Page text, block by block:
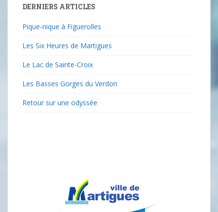
DERNIERS ARTICLES
Pique-nique à Figuerolles
Les Six Heures de Martigues
Le Lac de Sainte-Croix
Les Basses Gorges du Verdon
Retour sur une odyssée